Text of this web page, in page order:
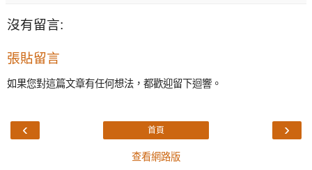
沒有留言:
張貼留言
如果您對這篇文章有任何想法，都歡迎留下迴響。
‹ ›
首頁
查看網路版